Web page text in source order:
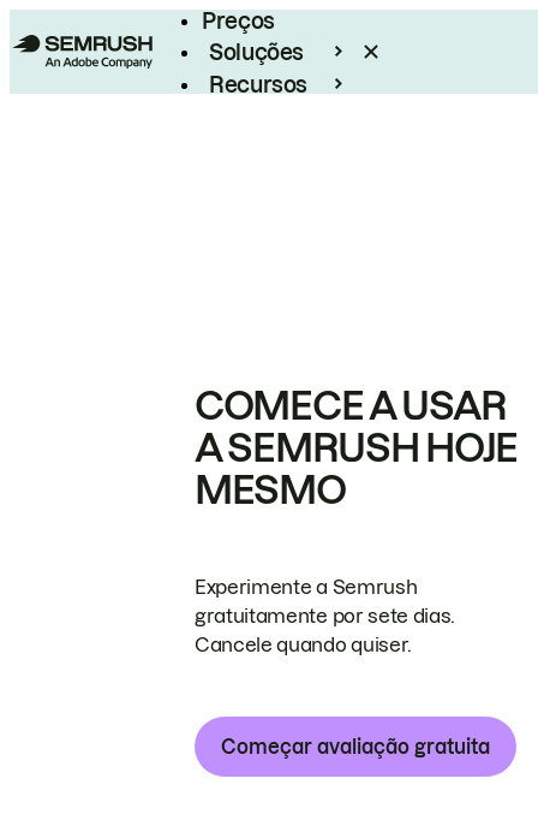
Preços
Soluções
Recursos
COMECE A USAR
A SEMRUSH HOJE
MESMO
Experimente a Semrush
gratuitamente por sete dias.
Cancele quando quiser.
Começar avaliação gratuita